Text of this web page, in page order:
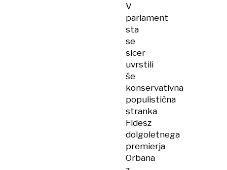
V
parlament
sta
se
sicer
uvrstili
še
konservativna
populistična
stranka
Fidesz
dolgoletnega
premierja
Orbana